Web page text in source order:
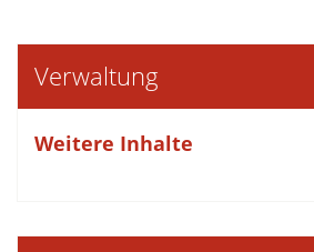
Verwaltung
Weitere Inhalte